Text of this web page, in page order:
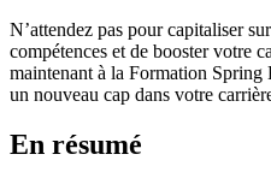
N’attendez pas pour capitaliser
compétences et de booster votre
maintenant à la Formation
un nouveau cap dans votre
En résumé